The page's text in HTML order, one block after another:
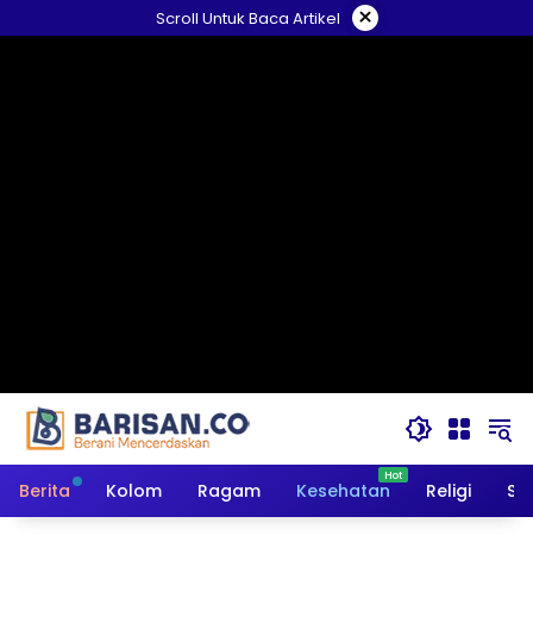
ke
Scroll Untuk Baca Artikel ×
Berita Kolom Ragam Kesehatan Religi